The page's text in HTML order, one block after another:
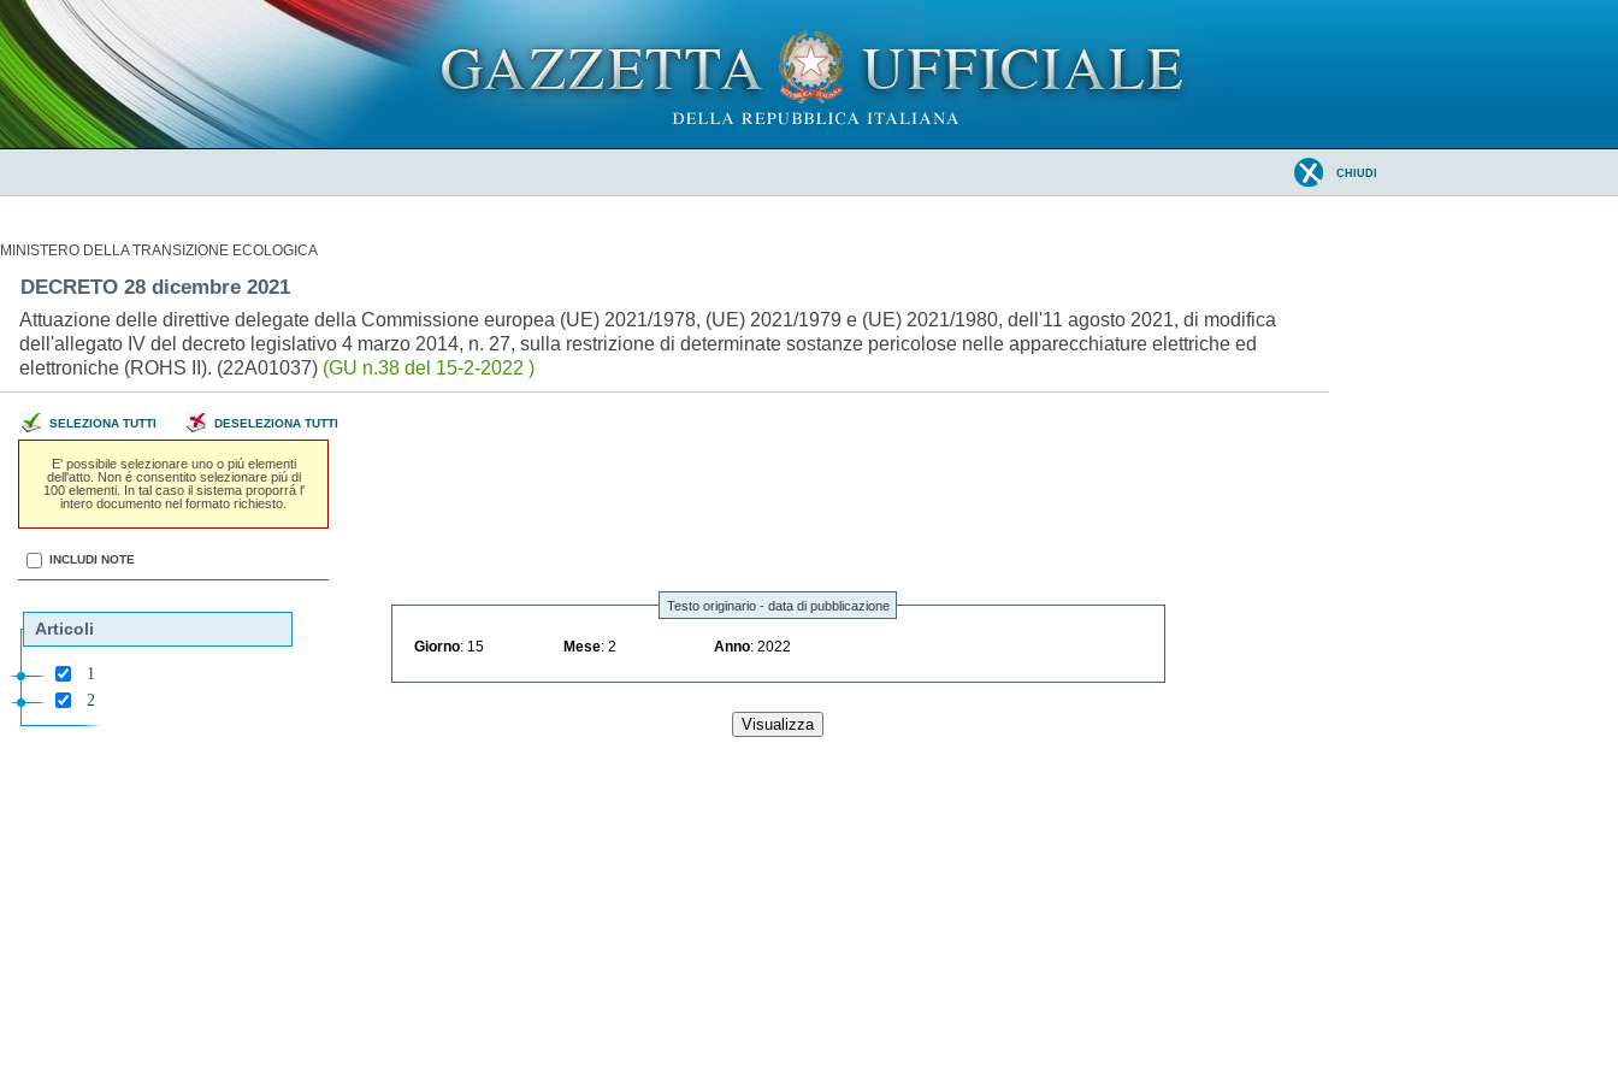
CHIUDI
MINISTERO DELLA TRANSIZIONE ECOLOGICA
DECRETO 28 dicembre 2021
Attuazione delle direttive delegate della Commissione europea (UE) 2021/1978, (UE) 2021/1979 e (UE) 2021/1980, dell'11 agosto 2021, di modifica
dell'allegato IV del decreto legislativo 4 marzo 2014, n. 27, sulla restrizione di determinate sostanze pericolose nelle apparecchiature elettriche ed
elettroniche (ROHS II). (22A01037) (GU n.38 del 15-2-2022 )
SELEZIONA TUTTI DESELEZIONA TUTTI
E' possibile selezionare uno o piú elementi
dell'atto. Non é consentito selezionare piú di
100 elementi. In tal caso il sistema proporrá l'
intero documento nel formato richiesto.
INCLUDI NOTE
Articoli
1
2
Testo originario - data di pubblicazione
Giorno : 15 Mese : 2 Anno : 2022